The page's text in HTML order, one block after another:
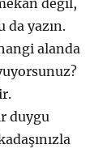
değil,
yazın.
alanda
duygu